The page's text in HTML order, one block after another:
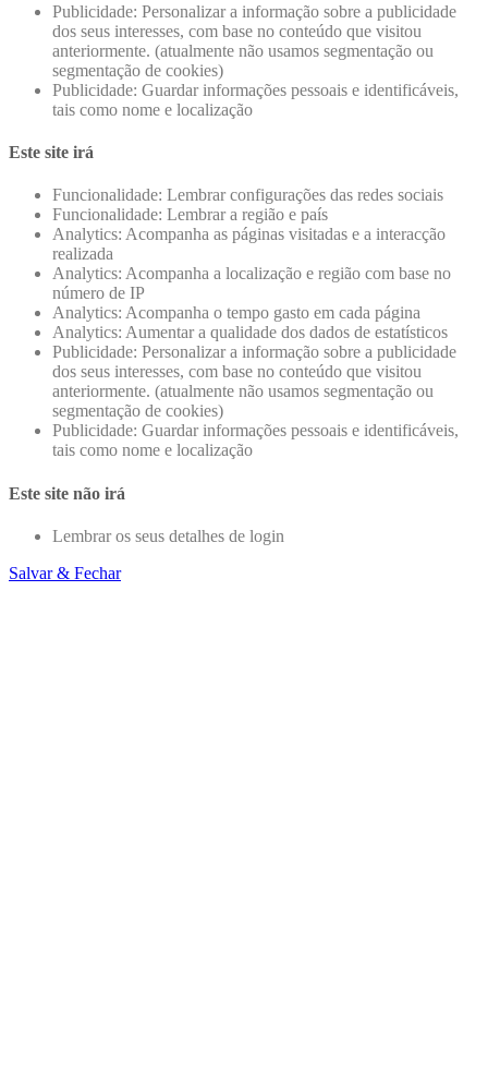
Publicidade: Personalizar a informação sobre a publicidade
dos seus interesses, com base no conteúdo que visitou
anteriormente. (atualmente não usamos segmentação ou
segmentação de cookies)
Publicidade: Guardar informações pessoais e identificáveis,
tais como nome e localização
Este site irá
Funcionalidade: Lembrar configurações das redes sociais
Funcionalidade: Lembrar a região e país
Analytics: Acompanha as páginas visitadas e a interacção
realizada
Analytics: Acompanha a localização e região com base no
número de IP
Analytics: Acompanha o tempo gasto em cada página
Analytics: Aumentar a qualidade dos dados de estatísticos
Publicidade: Personalizar a informação sobre a publicidade
dos seus interesses, com base no conteúdo que visitou
anteriormente. (atualmente não usamos segmentação ou
segmentação de cookies)
Publicidade: Guardar informações pessoais e identificáveis,
tais como nome e localização
Este site não irá
Lembrar os seus detalhes de login
Salvar & Fechar